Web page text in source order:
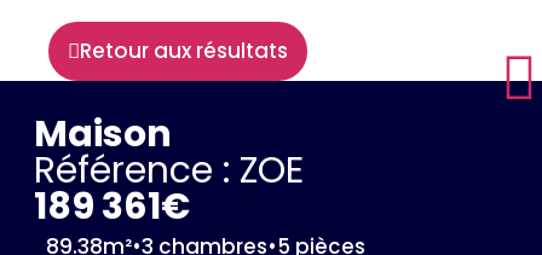
Retour aux résultats
Maison
Référence : ZOE
189 361€
89.38m²•3 chambres•5 pièces